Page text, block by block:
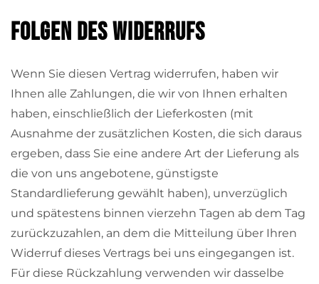
Folgen des Widerrufs
Wenn Sie diesen Vertrag widerrufen, haben wir
Ihnen alle Zahlungen, die wir von Ihnen erhalten
haben, einschließlich der Lieferkosten (mit
Ausnahme der zusätzlichen Kosten, die sich daraus
ergeben, dass Sie eine andere Art der Lieferung als
die von uns angebotene, günstigste
Standardlieferung gewählt haben), unverzüglich
und spätestens binnen vierzehn Tagen ab dem Tag
zurückzuzahlen, an dem die Mitteilung über Ihren
Widerruf dieses Vertrags bei uns eingegangen ist.
Für diese Rückzahlung verwenden wir dasselbe